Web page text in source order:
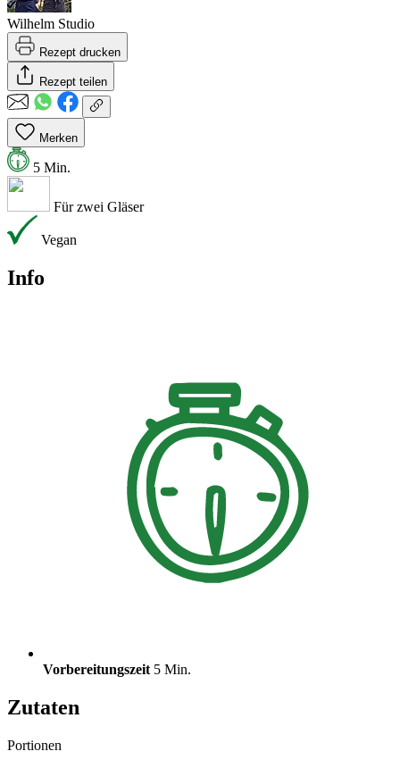
Wilhelm Studio
Rezept drucken
Rezept teilen
Merken
5 Min.
Für zwei Gläser
Vegan
Info
Vorbereitungszeit 5 Min.
Zutaten
Portionen